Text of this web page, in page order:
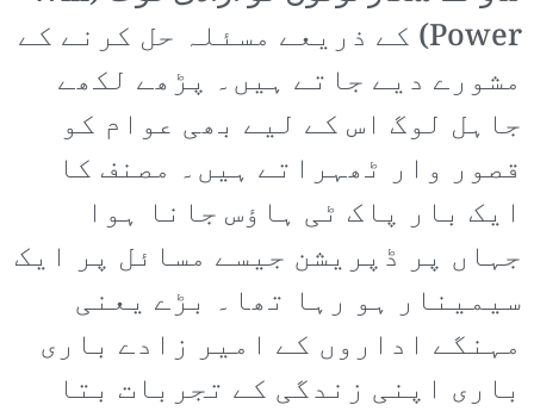
Power) کے ذریعے مسئلہ حل کرنے کے
مشورے دیے جاتے ہیں۔ پڑھے لکھے
جاہل لوگ اس کے لیے بھی عوام کو
قصور وار ٹھہراتے ہیں۔ مصنف کا
ایک بار پاک ٹی ہاؤس جانا ہوا
جہاں پر ڈپریشن جیسے مسائل پر ایک
سیمینار ہو رہا تھا۔ بڑے یعنی
مہنگے اداروں کے امیر زادے باری
باری اپنی زندگی کے تجربات بتا